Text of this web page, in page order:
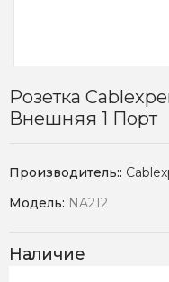
Розетка
Внешняя 1 Порт
Производитель::
Модель: NA212
Наличие